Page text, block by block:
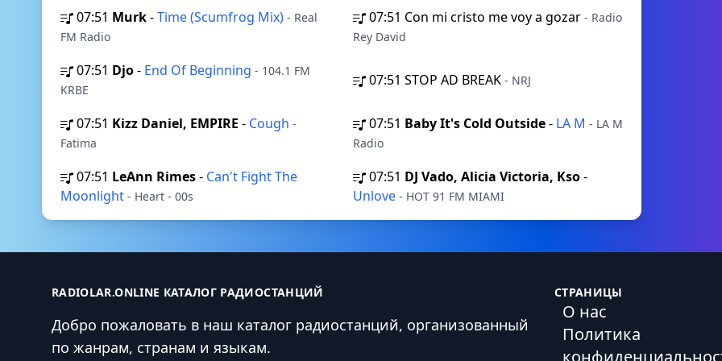
07:51 Murk-Time (Scumfrog Mix) - Real
FM Radio
07:51 Con mi cristo me voy a gozar - Radio
Rey David
07:51 Djo- End Of Beginning - 104.1 FM
KRBE
07:51 STOP AD BREAK - NRJ
07:51 Kizz Daniel, EMPIRE - Cough -
Fatima
07:51 Baby It's Cold Outside- LA M - LA M
Radio
07:51 LeAnn Rimes- Can't Fight The
Moonlight - Heart - 00s
07:51 DJ Vado, Alicia Victoria, Kso-
Unlove - HOT 91 FM MIAMI
RADIOLAR.ONLINE КАТАЛОГ РАДИОСТАНЦИЙ
Добро пожаловать в наш каталог радиостанций, организованный
по жанрам, странам и языкам.
СТРАНИЦЫ
О нас
Политика